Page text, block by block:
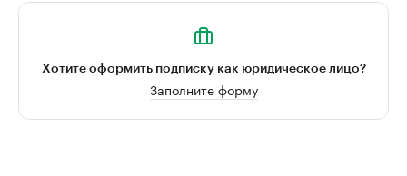
Хотите оформить подписку как юридическое лицо?
Заполните форму